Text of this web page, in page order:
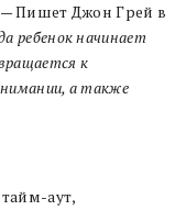
— Пишет Джон Грей в
ребенок начинает
к
а также
аут,